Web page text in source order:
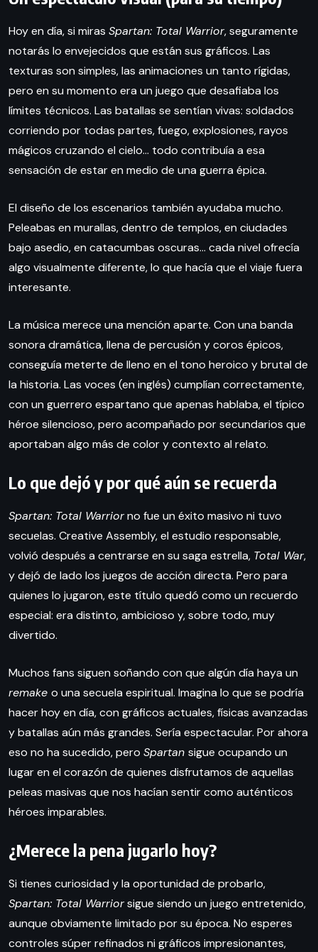
Hoy en día, si miras Spartan: Total Warrior, seguramente
notarás lo envejecidos que están sus gráficos. Las
texturas son simples, las animaciones un tanto rígidas,
pero en su momento era un juego que desafiaba los
límites técnicos. Las batallas se sentían vivas: soldados
corriendo por todas partes, fuego, explosiones, rayos
mágicos cruzando el cielo… todo contribuía a esa
sensación de estar en medio de una guerra épica.
El diseño de los escenarios también ayudaba mucho.
Peleabas en murallas, dentro de templos, en ciudades
bajo asedio, en catacumbas oscuras… cada nivel ofrecía
algo visualmente diferente, lo que hacía que el viaje fuera
interesante.
La música merece una mención aparte. Con una banda
sonora dramática, llena de percusión y coros épicos,
conseguía meterte de lleno en el tono heroico y brutal de
la historia. Las voces (en inglés) cumplían correctamente,
con un guerrero espartano que apenas hablaba, el típico
héroe silencioso, pero acompañado por secundarios que
aportaban algo más de color y contexto al relato.
Lo que dejó y por qué aún se recuerda
Spartan: Total Warriorno fue un éxito masivo ni tuvo
secuelas. Creative Assembly, el estudio responsable,
volvió después a centrarse en su saga estrella, Total War,
y dejó de lado los juegos de acción directa. Pero para
quienes lo jugaron, este título quedó como un recuerdo
especial: era distinto, ambicioso y, sobre todo, muy
divertido.
Muchos fans siguen soñando con que algún día haya un
remake o una secuela espiritual. Imagina lo que se podría
hacer hoy en día, con gráficos actuales, físicas avanzadas
y batallas aún más grandes. Sería espectacular. Por ahora
eso no ha sucedido, pero Spartan sigue ocupando un
lugar en el corazón de quienes disfrutamos de aquellas
peleas masivas que nos hacían sentir como auténticos
héroes imparables.
¿Merece la pena jugarlo hoy?
Si tienes curiosidad y la oportunidad de probarlo,
Spartan: Total Warriorsigue siendo un juego entretenido,
aunque obviamente limitado por su época. No esperes
controles súper refinados ni gráficos impresionantes,